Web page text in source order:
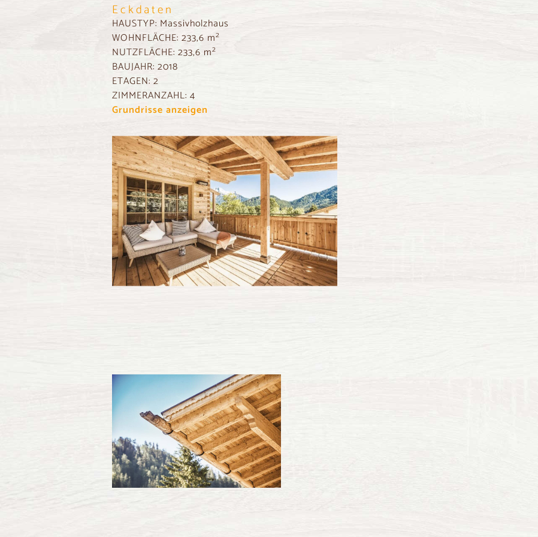
Eckdaten
HAUSTYP: Massivholzhaus
WOHNFLÄCHE: 233,6 m2
NUTZFLÄCHE: 233,6 m2
BAUJAHR: 2018
ETAGEN: 2
ZIMMERANZAHL: 4
Grundrisse anzeigen